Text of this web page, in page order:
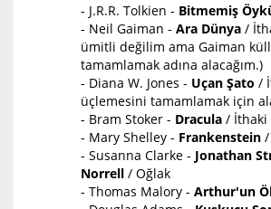
- J.R.R. Tolkien - Bitmemiş
- Neil Gaiman -Ara Dünya /
ümitli değilim ama Gaiman
tamamlamak adına alacağım.)
- Diana W. Jones - Uçan Şato /
üçlemesini tamamlamak için
- Bram Stoker - Dracula / İthaki
- Mary Shelley - Frankenstein
- Susanna Clarke - Jonathan
Norrell / Oğlak
- Thomas Malory -Arthur'un